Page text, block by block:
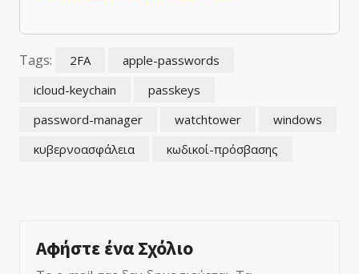
Tags: 2FA
apple-passwords
icloud-keychain
passkeys
password-manager
watchtower
windows
κυβερνοασφάλεια
κωδικοί-πρόσβασης
Αφήστε ένα Σχόλιο